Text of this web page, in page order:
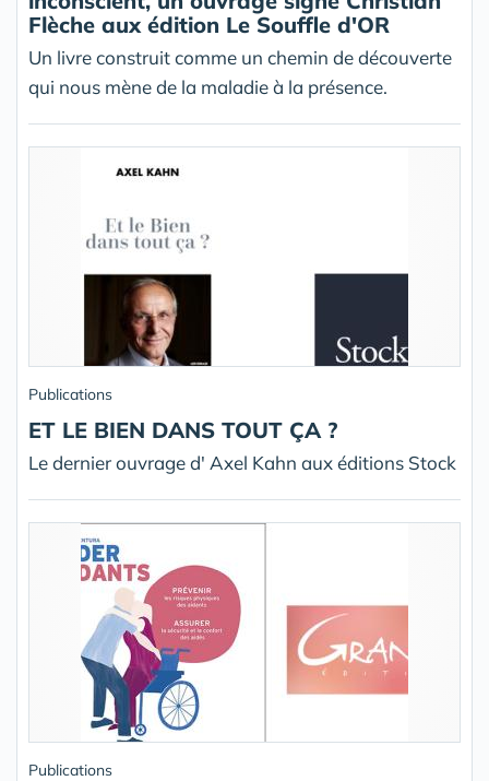
Flèche aux édition Le Souffle d'OR
Un livre construit comme un chemin de découverte
qui nous mène de la maladie à la présence.
Publications
ET LE BIEN DANS TOUT ÇA ?
Le dernier ouvrage d' Axel Kahn aux éditions Stock
Publications